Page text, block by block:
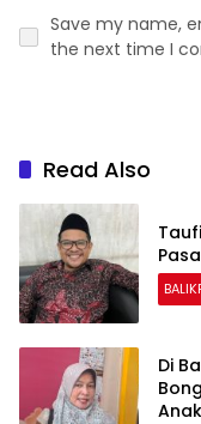
Save my name,
the next time I
Read Also
Di
Anak